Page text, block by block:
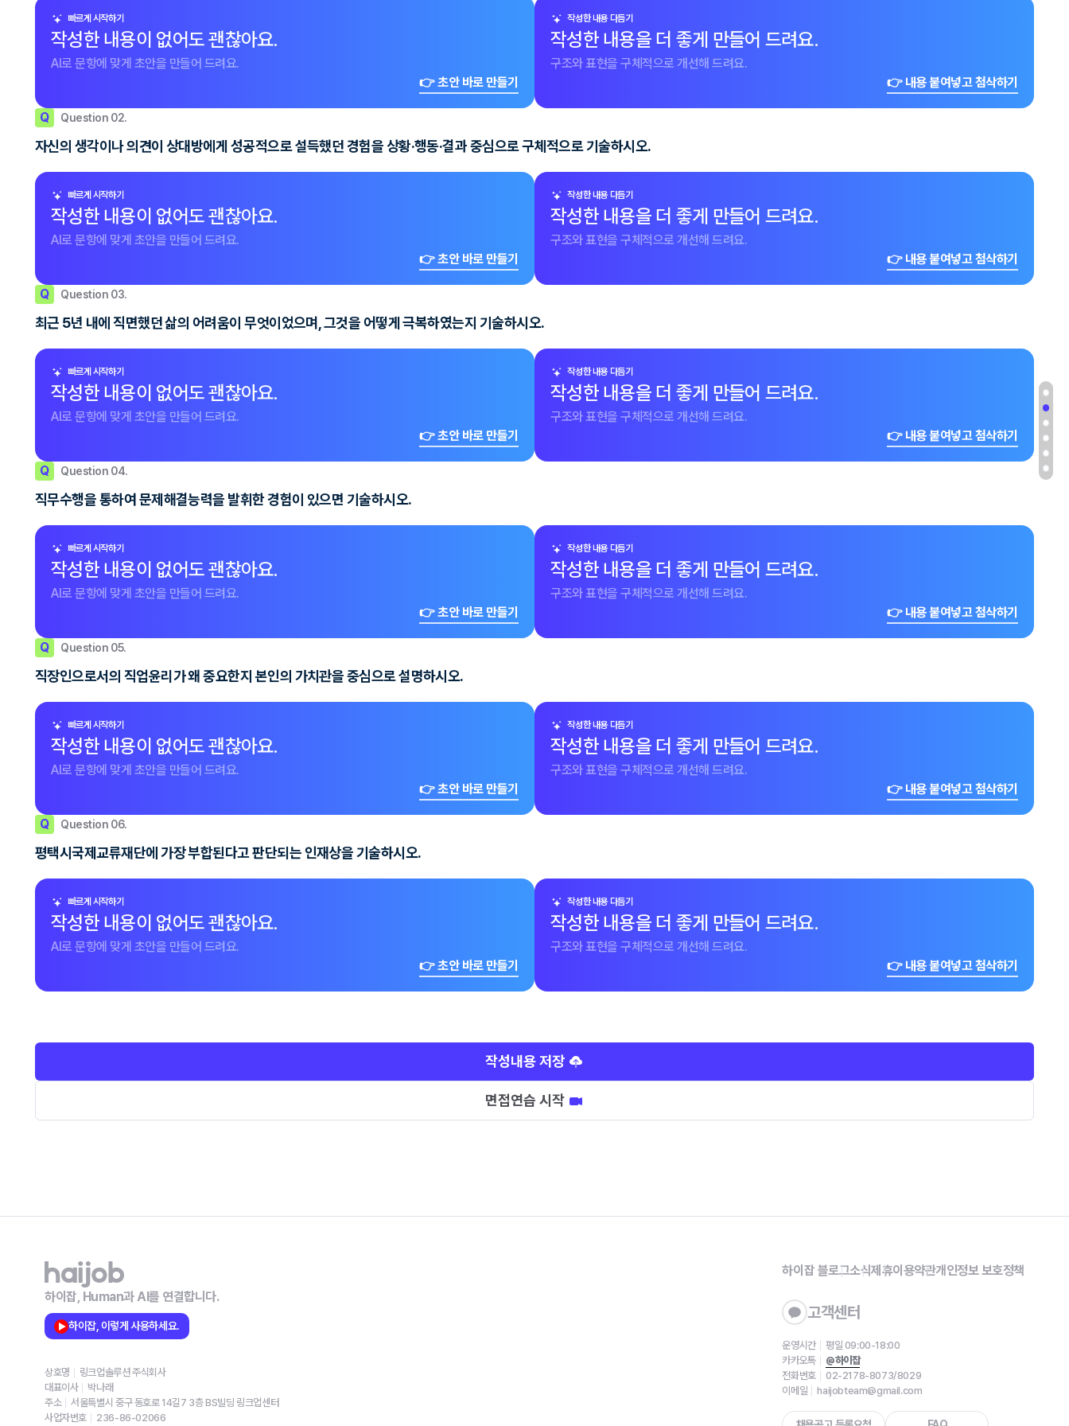
빠르게 시작하기
작성한 내용이 없어도 괜찮아요.
AI로 문항에 맞게 초안을 만들어 드려요.
👉 초안 바로 만들기
작성한 내용 다듬기
작성한 내용을 더 좋게 만들어 드려요.
구조와 표현을 구체적으로 개선해 드려요.
👉 내용 붙여넣고 첨삭하기
Q Question 02.
자신의 생각이나 의견이 상대방에게 성공적으로 설득했던 경험을 상황·행동·결과 중심으로 구체적으로 기술하시오.
빠르게 시작하기
작성한 내용이 없어도 괜찮아요.
AI로 문항에 맞게 초안을 만들어 드려요.
👉 초안 바로 만들기
작성한 내용 다듬기
작성한 내용을 더 좋게 만들어 드려요.
구조와 표현을 구체적으로 개선해 드려요.
👉 내용 붙여넣고 첨삭하기
Q Question 03.
최근 5년 내에 직면했던 삶의 어려움이 무엇이었으며, 그것을 어떻게 극복하였는지 기술하시오.
빠르게 시작하기
작성한 내용이 없어도 괜찮아요.
AI로 문항에 맞게 초안을 만들어 드려요.
👉 초안 바로 만들기
작성한 내용 다듬기
작성한 내용을 더 좋게 만들어 드려요.
구조와 표현을 구체적으로 개선해 드려요.
👉 내용 붙여넣고 첨삭하기
Q Question 04.
직무수행을 통하여 문제해결능력을 발휘한 경험이 있으면 기술하시오.
빠르게 시작하기
작성한 내용이 없어도 괜찮아요.
AI로 문항에 맞게 초안을 만들어 드려요.
👉 초안 바로 만들기
작성한 내용 다듬기
작성한 내용을 더 좋게 만들어 드려요.
구조와 표현을 구체적으로 개선해 드려요.
👉 내용 붙여넣고 첨삭하기
Q Question 05.
직장인으로서의 직업윤리가 왜 중요한지 본인의 가치관을 중심으로 설명하시오.
빠르게 시작하기
작성한 내용이 없어도 괜찮아요.
AI로 문항에 맞게 초안을 만들어 드려요.
👉 초안 바로 만들기
작성한 내용 다듬기
작성한 내용을 더 좋게 만들어 드려요.
구조와 표현을 구체적으로 개선해 드려요.
👉 내용 붙여넣고 첨삭하기
Q Question 06.
평택시국제교류재단에 가장 부합된다고 판단되는 인재상을 기술하시오.
빠르게 시작하기
작성한 내용이 없어도 괜찮아요.
AI로 문항에 맞게 초안을 만들어 드려요.
👉 초안 바로 만들기
작성한 내용 다듬기
작성한 내용을 더 좋게 만들어 드려요.
구조와 표현을 구체적으로 개선해 드려요.
👉 내용 붙여넣고 첨삭하기
작성내용 저장
면접연습 시작
하이잡, Human과 AI를 연결합니다.
하이잡, 이렇게 사용하세요.
상호명
링크업솔루션 주식회사
대표이사
박나래
주소
서울특별시 중구 동호로 14길7 3층 BS빌딩 링크업센터
사업자번호
236-86-02066
하이잡 블로그소식제휴이용약관개인정보 보호정책
고객센터
운영시간
평일 09:00-18:00
카카오톡
@하이잡
전화번호
02-2178-8073/8029
이메일
haijobteam@gmail.com